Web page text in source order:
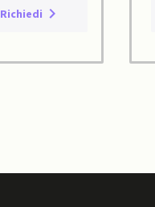
Richiedi